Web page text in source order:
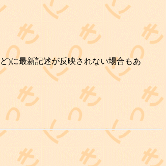
)に最新記述が反映されない場合もあ